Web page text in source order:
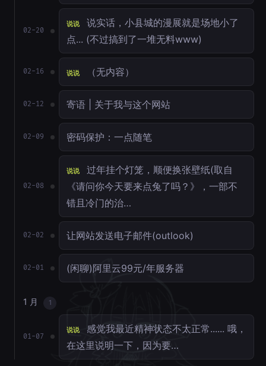
02-20
说说
说实话，小县城的漫展就是场地小了
点... (不过搞到了一堆无料www)
02-16 说说 （无内容）
02-12 寄语 | 关于我与这个网站
02-09 密码保护：一点随笔
02-08
说说
过年挂个灯笼，顺便换张壁纸(取自
《请问你今天要来点兔了吗？》，一部不
错且冷门的治…
02-02 让网站发送电子邮件(outlook)
02-01 (闲聊)阿里云99元/年服务器
1 月 1
01-07
说说
感觉我最近精神状态不太正常...... 哦，
在这里说明一下，因为要…